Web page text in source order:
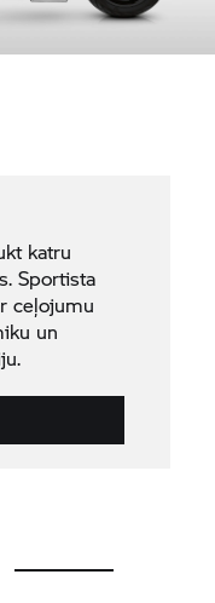
katru
Sportista
ceļojumu
un